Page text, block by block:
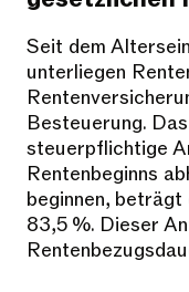
Seit dem
unterliegen
Besteuerung.
steuerpflichtige
Rentenbeginns
beginnen,
83,5 %. Dieser